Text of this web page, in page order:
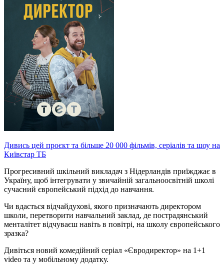
Дивись цей проєкт та більше 20 000 фільмів, серіалів та шоу на
Київстар ТБ
Прогресивний шкільний викладач з Нідерландів приїжджає в
Україну, щоб інтегрувати у звичайній загальноосвітній школі
сучасний європейський підхід до навчання.
Чи вдасться відчайдухові, якого призначають директором
школи, перетворити навчальний заклад, де пострадянський
менталітет відчуваєш навіть в повітрі, на школу європейського
зразка?
Дивіться новий комедійний серіал «Євродиректор» на 1+1
video та у мобільному додатку.